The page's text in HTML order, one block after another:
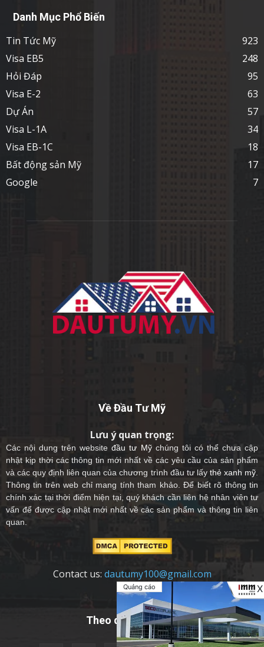
Quảng cáo X
Danh Mục Phổ Biến
Tin Tức Mỹ
923
Visa EB5
248
Hỏi Đáp
95
Visa E-2
63
Dự Án
57
Visa L-1A
34
Visa EB-1C
18
Bất động sản Mỹ
17
Google
7
Về Đầu Tư Mỹ
Lưu ý quan trọng:
Các nội dung trên websiteđầu tư Mỹchúng tôi có thể chưa cập
nhật kịp thời các thông tin mới nhất về các yêu cầu của sản phẩm
và các quy định liên quan của chương trình đầu tư lấy thẻ xanh mỹ.
Thông tin trên web chỉ mang tính tham khảo. Để biết rõ thông tin
chính xác tại thời điểm hiện tại, quý khách cần liên hệ nhân viên tư
vấn để được cập nhật mới nhất về các sản phẩm và thông tin liên
quan.
Contact us: dautumy100@gmail.com
Theo dõi chúng tôi